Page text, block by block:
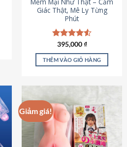
Mềm Mại Như Thật – Cảm
Giác Thật, Mê Ly Từng
Phút
Được xếp
hạng4.53
5 sao
395,000₫
THÊM VÀO GIỎ HÀNG
Giảm giá!